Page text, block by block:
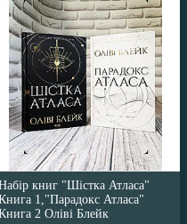
книг "Шістка Атласа"
1,"Парадокс Атласа"
2 Оліві Блейк